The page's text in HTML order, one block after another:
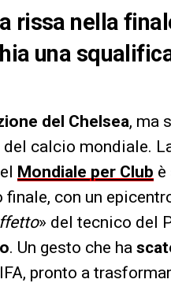
rissa nella
una
del Chelsea, ma
del calcio mondiale.
Mondiale per Club è
con un
» del tecnico del
. Un gesto che ha
pronto a